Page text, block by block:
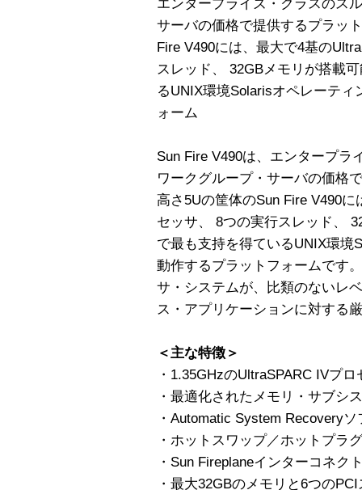
エンタープライズ・クラスのス
サーバの価格で提供するプラッ
Fire V490には、最大で4基の
スレッド、 32GBメモリが搭載
るUNIX環境Solarisオペレーテ
ォーム
Sun Fire V490は、エンタープラ
ワークグループ・サーバの価格
高さ5Uの筐体のSun Fire V490
セッサ、 8つの実行スレッド、
で最も支持を得ているUNIX環境
動作するプラットフォームです
サ・システムが、比類のないレ
ス・アプリケーションに対する
＜主な特徴＞
・1.35GHzのUltraSPARC IVプ
・最適化されたメモリ・サブシ
・Automatic System Recovery
・ホットスワップ／ホットプラ
・Sun Fireplaneインターコネク
・最大32GBのメモリと6つの